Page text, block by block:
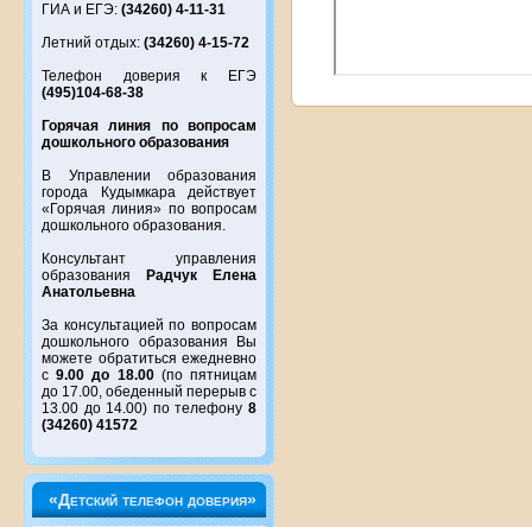
ГИА и ЕГЭ: (34260) 4-11-31
Летний отдых: (34260) 4-15-72
Телефон доверия к ЕГЭ
(495)104-68-38
Горячая линия по вопросам
дошкольного образования
В Управлении образования
города Кудымкара действует
«Горячая линия» по вопросам
дошкольного образования.
Консультант управления
образования
Радчук Елена
Анатольевна
За консультацией по вопросам
дошкольного образования Вы
можете обратиться ежедневно
с9.00 до 18.00(по пятницам
до 17.00, обеденный перерыв с
13.00 до 14.00) по телефону 8
(34260) 41572
«Детский телефон доверия»